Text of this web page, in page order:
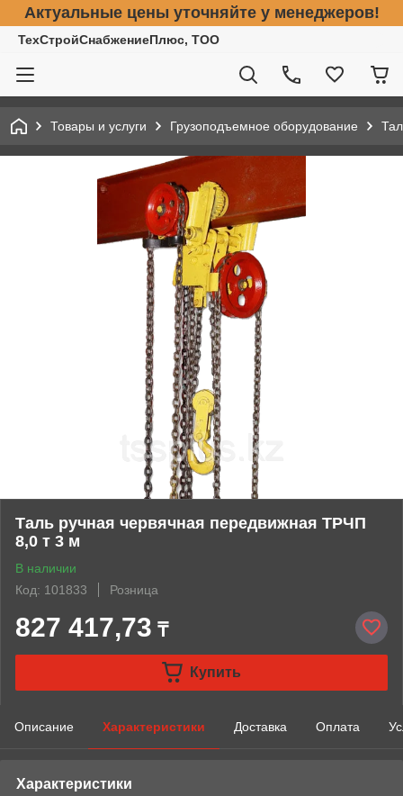
Актуальные цены уточняйте у менеджеров!
ТехСтройСнабжениеПлюс, ТОО
Товары и услуги Грузоподъемное оборудование
Таль ручная червячная передвижная ТРЧП
8,0 т 3 м
В наличии
Код: 101833
Розница
827 417,73 ₸
Купить
Описание Характеристики Доставка Оплата
Характеристики